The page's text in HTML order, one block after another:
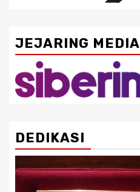
JEJARING MEDIA
DEDIKASI